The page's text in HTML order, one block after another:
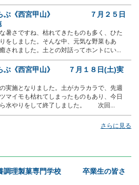
らぶ《西宮甲山》 ７月２５日
暑さですね、枯れてきたものも多く、ひた
をしました。そんな中、元気な野菜もあ
されました。土との対話ってホントにい...
ぶ《西宮甲山》 ７月１８日(土)実
実施となりました。土がカラカラで、先週
マイモも枯れてしまったものもあり、今日
水やりをして終了しました。 次回...
さらに見る
調理製菓専門学校 卒業生の皆さ